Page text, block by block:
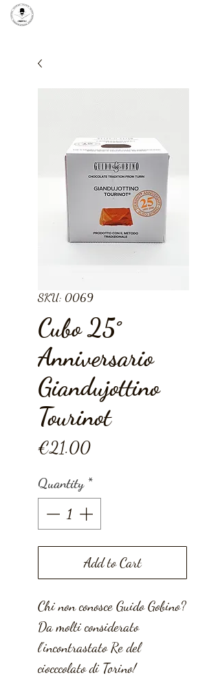
SKU: 0069
Cubo 25°
Anniversario
Giandujottino
Tourinot
€21.00Price
Quantity *
Add to Cart
Chi non conosce Guido Gobino?
Da molti considerato
l'incontrastato Re del
ciocccolato di Torino!